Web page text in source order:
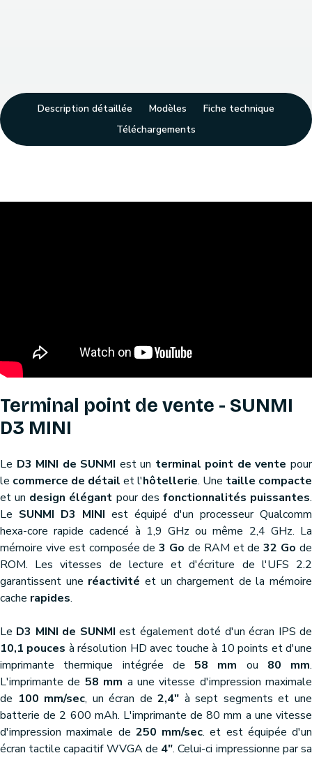
Description détaillée Modèles
Fiche technique
Téléchargements
Terminal point de vente - SUNMI
D3 MINI
Le D3 MINI de SUNMI est un terminal point de vente pour
le commerce de détail et l'hôtellerie. Une taille compacte
et un design élégant pour des fonctionnalités puissantes.
Le SUNMI D3 MINI est équipé d'un processeur Qualcomm
hexa-core rapide cadencé à 1,9 GHz ou même 2,4 GHz. La
mémoire vive est composée de3 Go de RAM et de32 Go de
ROM. Les vitesses de lecture et d'écriture de l'UFS 2.2
garantissent une réactivité et un chargement de la mémoire
cache rapides.
Le D3 MINI de SUNMI est également doté d'un écran IPS de
10,1 pouces à résolution HD avec touche à 10 points et d'une
imprimante thermique intégrée de 58 mm ou 80 mm.
L'imprimante de 58 mm a une vitesse d'impression maximale
de 100 mm/sec, un écran de2,4" à sept segments et une
batterie de 2 600 mAh. L'imprimante de 80 mm a une vitesse
d'impression maximale de 250 mm/sec. et est équipée d'un
écran tactile capacitif WVGA de 4". Celui-ci impressionne par sa